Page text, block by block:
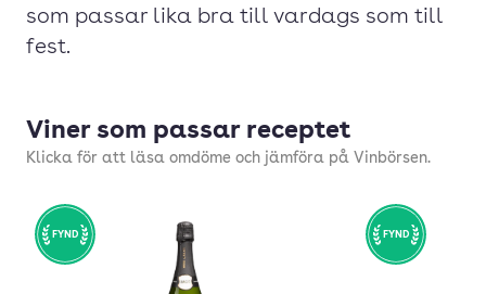
som passar lika bra till vardags som till
fest.
Viner som passar receptet
Klicka för att läsa omdöme och jämföra på Vinbörsen.
FYND FYND